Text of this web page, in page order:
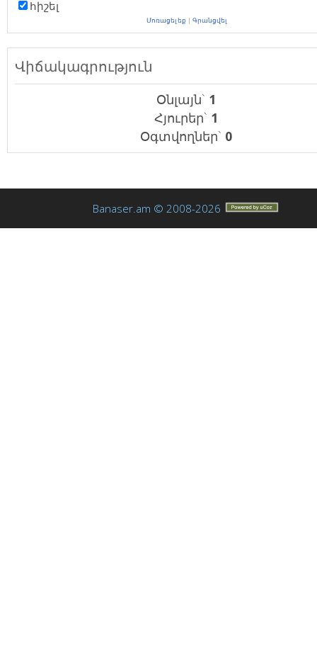
հիշել
Մոռացել եք | Գրանցվել
Վիճակագրություն
Օնլայն` 1
Հյուրեր` 1
Օգտվողներ` 0
Banaser.am © 2008-2026